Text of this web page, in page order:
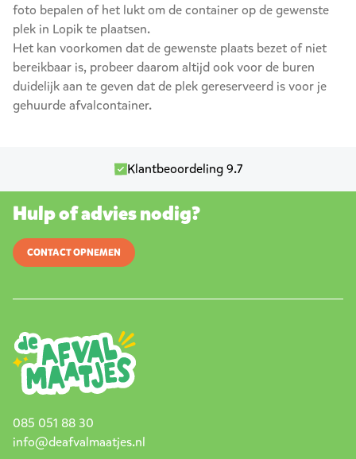
foto bepalen of het lukt om de container op de gewenste
plek in Lopik te plaatsen.
Het kan voorkomen dat de gewenste plaats bezet of niet
bereikbaar is, probeer daarom altijd ook voor de buren
duidelijk aan te geven dat de plek gereserveerd is voor je
gehuurde afvalcontainer.
Klantbeoordeling 9.7
Hulp of advies nodig?
CONTACT OPNEMEN
085 051 88 30
info@deafvalmaatjes.nl